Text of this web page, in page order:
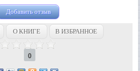
Добавить отзыв
О КНИГЕ В ИЗБРАННОЕ
0